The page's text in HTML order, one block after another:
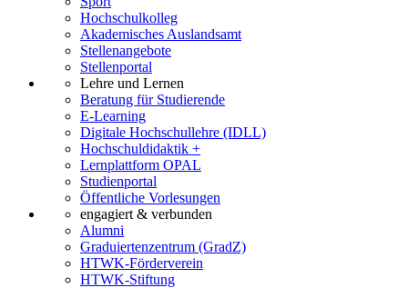
Hochschulkolleg
Akademisches Auslandsamt
Stellenangebote
Stellenportal
Lehre und Lernen
Beratung für Studierende
E-Learning
Digitale Hochschullehre (IDLL)
Hochschuldidaktik +
Lernplattform OPAL
Studienportal
Öffentliche Vorlesungen
engagiert & verbunden
Alumni
Graduiertenzentrum (GradZ)
HTWK-Förderverein
HTWK-Stiftung